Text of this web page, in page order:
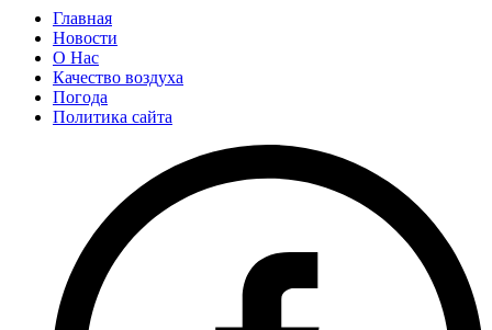
Главная
Новости
О Нас
Качество воздуха
Погода
Политика сайта